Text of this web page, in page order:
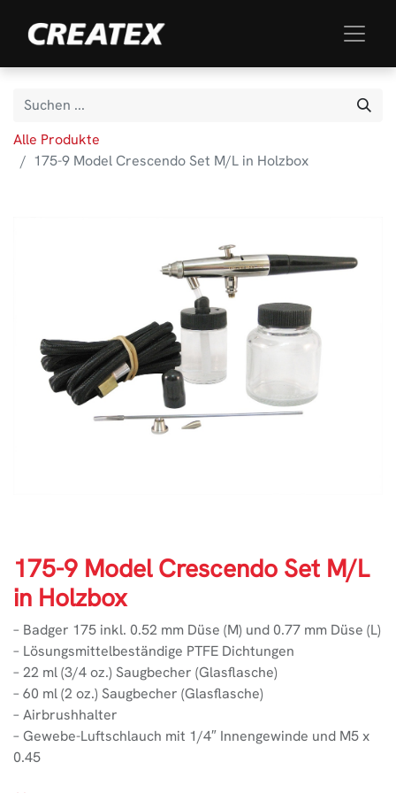
Alle Produkte
175-9 Model Crescendo Set M/L in Holzbox
175-9 Model Crescendo Set M/L
in Holzbox
– Badger 175 inkl. 0.52 mm Düse (M) und 0.77 mm Düse (L)
– Lösungsmittelbeständige PTFE Dichtungen
– 22 ml (3/4 oz.) Saugbecher (Glasflasche)
– 60 ml (2 oz.) Saugbecher (Glasflasche)
– Airbrushhalter
– Gewebe-Luftschlauch mit 1/4″ Innengewinde und M5 x
0.45